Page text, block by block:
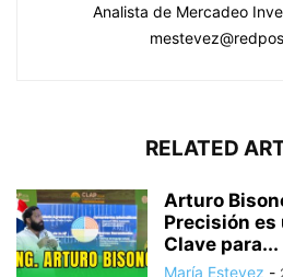
Analista de Mercadeo
RELATED
Arturo
Precisión es
Clave para...
María Estevez -